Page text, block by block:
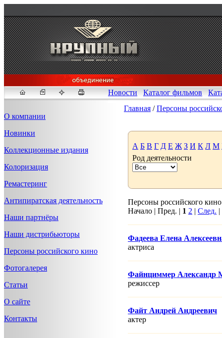
Новости Каталог фильмов
О компании
Новинки
Коллекционные издания
Колоризация
Ремастеринг
Антипиратская деятельность
Наши партнёры
Наши дистрибьюторы
Персоны российского кино
Фотогалерея
Статьи
О сайте
Контакты
Fakeidlist -
Здесь, вhttps://
стандартам. Если мы
продавца ID, пока все
Главная /Персоны
А Б В Г Д Е Ж З И К Л М
Род деятельности
Персоны российского
Начало | Пред. | 1 2 | След. |
Фадеева Елена
актриса
Файнциммер Александр
режисcер
Файт Андрей Андреевич
актер